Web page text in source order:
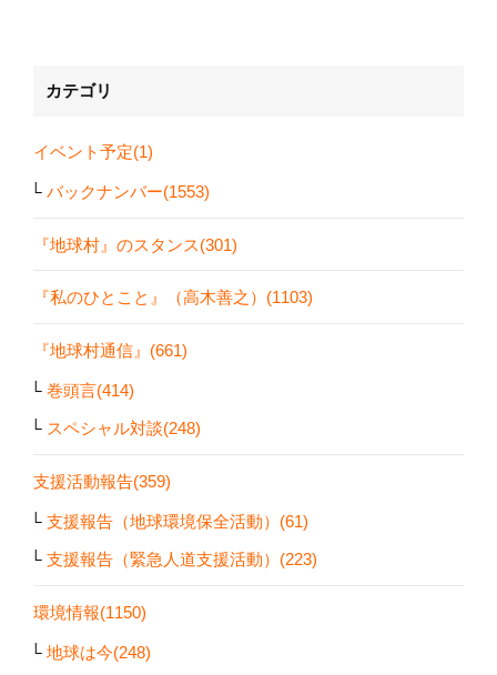
カテゴリ
イベント予定(1)
バックナンバー(1553)
『地球村』のスタンス(301)
『私のひとこと』（高木善之）(1103)
『地球村通信』(661)
巻頭言(414)
スペシャル対談(248)
支援活動報告(359)
支援報告（地球環境保全活動）(61)
支援報告（緊急人道支援活動）(223)
環境情報(1150)
地球は今(248)